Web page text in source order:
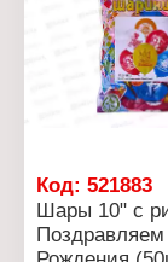
20х11,5х1,5 см
Код: 521883
Шары 10" с